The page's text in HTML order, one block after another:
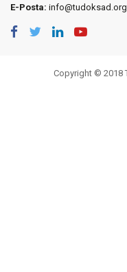
E-Posta:
Copyright © 2018